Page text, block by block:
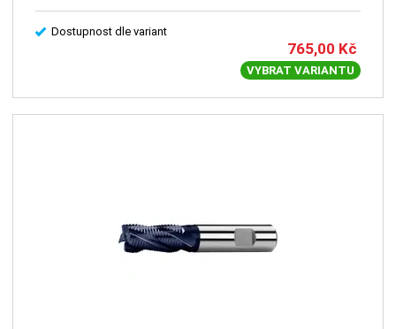
Dostupnost dle variant
765,00 Kč
VYBRAT VARIANTU